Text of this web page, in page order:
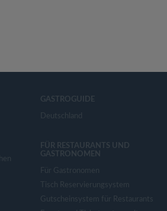
GASTROGUIDE
Deutschland
FÜR RESTAURANTS UND
GASTRONOMEN
Für Gastronomen
Tisch Reservierungsystem
Gutscheinsystem für Restaurants